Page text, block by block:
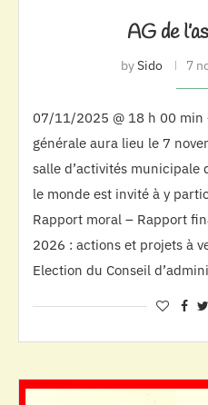
AG de
bySido 7
07/11/2025 @ 18 h 00 min
générale aura lieu le 7
salle d’activités municipale
le monde est invité à y
Rapport moral – Rapport
2026 : actions et projets à
Election du Conseil